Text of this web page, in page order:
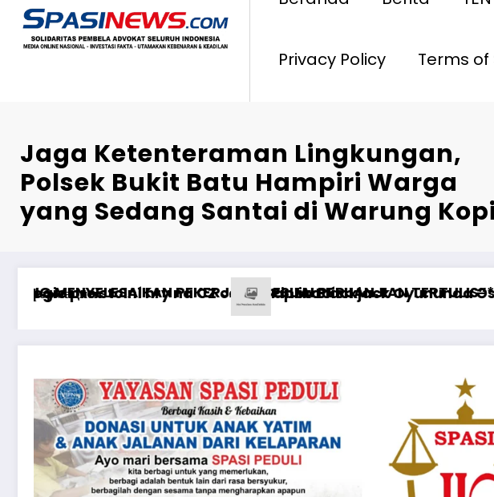
Privacy Policy Terms of
Jaga Ketenteraman Lingkungan,
Polsek Bukit Batu Hampiri Warga
yang Sedang Santai di Warung Kopi
Oyununa İcmal
di TMP Dharma Patria Jaya, Kenang Jasa Pahlawan
Dirut Jasa Raharja Dampingi Wamenhub Tinjau